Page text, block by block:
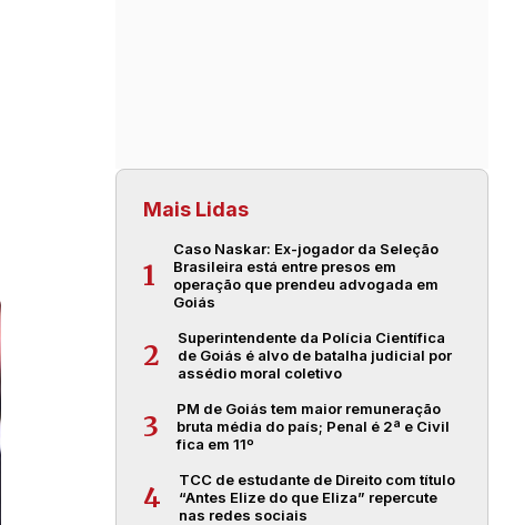
Mais Lidas
1
Caso Naskar: Ex-jogador da Seleção
Brasileira está entre presos em
operação que prendeu advogada em
Goiás
2
Superintendente da Polícia Científica
de Goiás é alvo de batalha judicial por
assédio moral coletivo
3
PM de Goiás tem maior remuneração
bruta média do país; Penal é 2ª e Civil
fica em 11º
4
TCC de estudante de Direito com título
“Antes Elize do que Eliza” repercute
nas redes sociais